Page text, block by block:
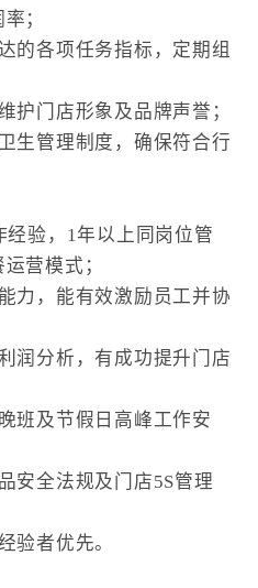
；
的各项任务指标，定期组
护门店形象及品牌声誉；
生管理制度，确保符合行
验，1年以上同岗位管
营模式；
力，能有效激励员工并协
润分析，有成功提升门店
班及节假日高峰工作安
安全法规及门店5S管理
验者优先。